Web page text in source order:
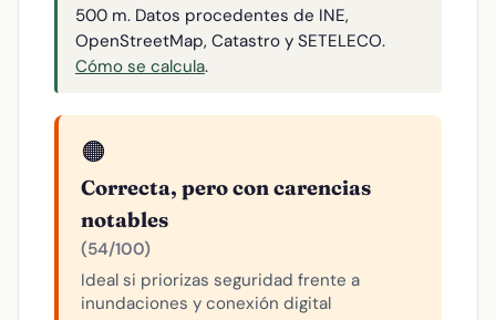
500 m. Datos procedentes de INE,
OpenStreetMap, Catastro y SETELECO.
Cómo se calcula.
🟠
Correcta, pero con carencias
notables
(54/100)
Ideal si priorizas seguridad frente a
inundaciones y conexión digital